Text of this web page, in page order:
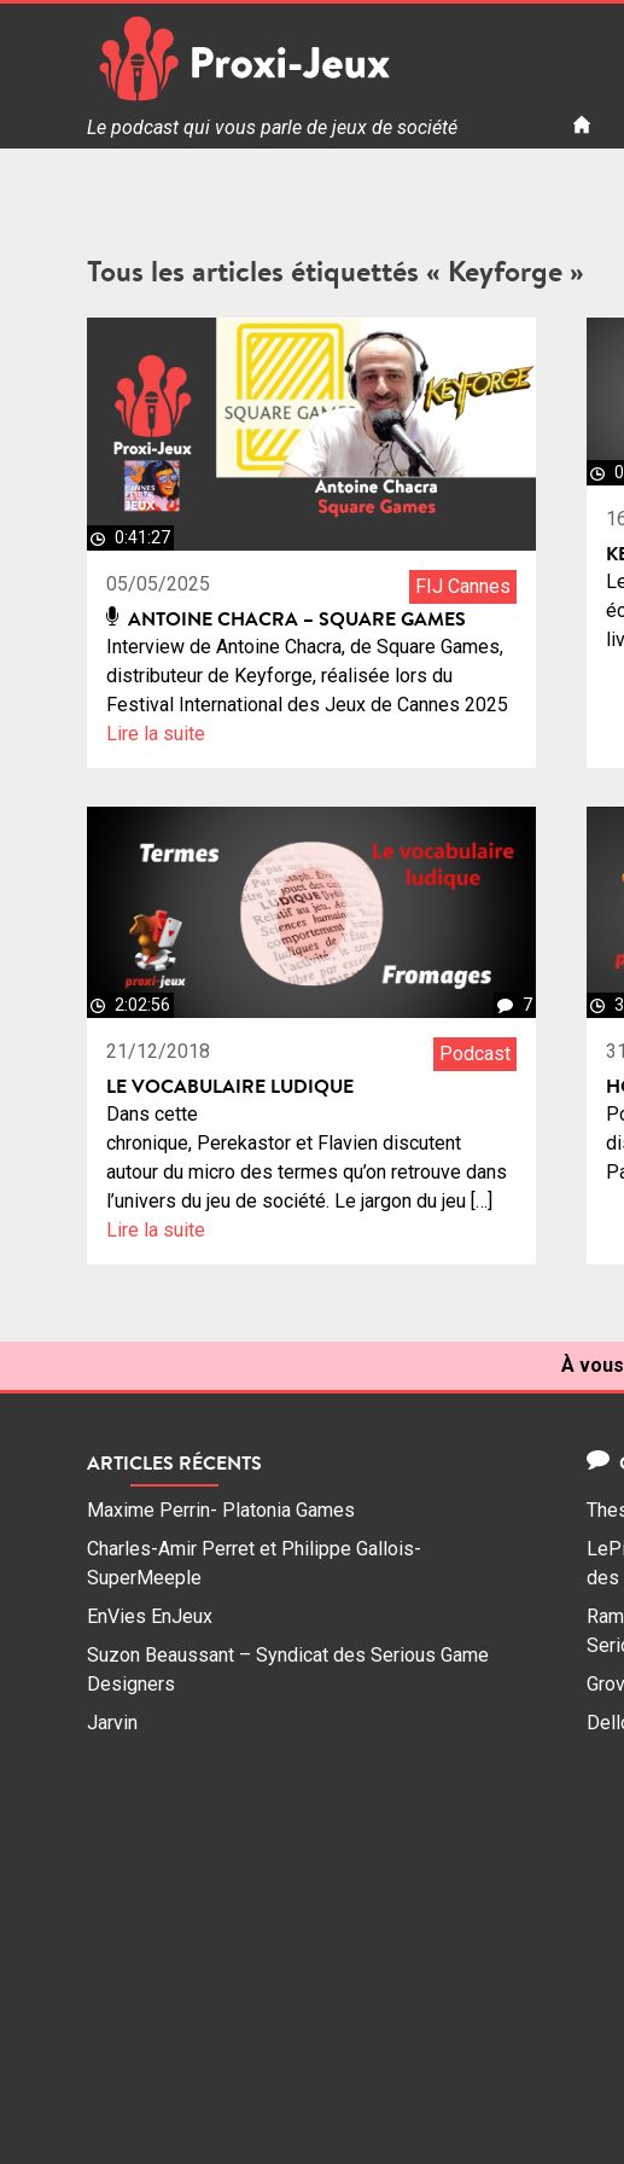
Proxi Jeux - Le podcast qui vous parle de jeux de société
Le podcast qui vous parle de jeux de société
Tous les articles étiquettés « Keyforge »
0:41:27
05/05/2025 FIJ Cannes
ANTOINE CHACRA – SQUARE GAMES
Interview de Antoine Chacra, de Square Games,
distributeur de Keyforge, réalisée lors du
Festival International des Jeux de Cannes 2025
Lire la suite
2:02:56 7
21/12/2018 Podcast
LE VOCABULAIRE LUDIQUE
Dans cette
chronique, Perekastor et Flavien discutent
autour du micro des termes qu’on retrouve dans
l’univers du jeu de société. Le jargon du jeu […]
Lire la suite
À
ARTICLES RÉCENTS
Maxime Perrin- Platonia Games
Charles-Amir Perret et Philippe Gallois-
SuperMeeple
EnVies EnJeux
Suzon Beaussant – Syndicat des Serious Game
Designers
Jarvin
des